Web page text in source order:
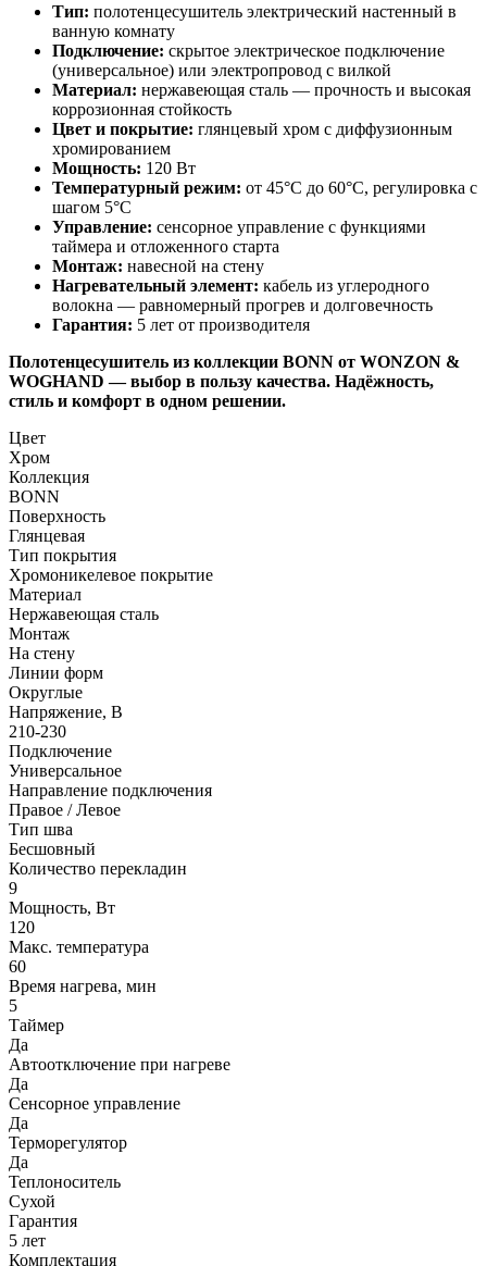
Тип: полотенцесушитель электрический настенный в
ванную комнату
Подключение: скрытое электрическое подключение
(универсальное) или электропровод с вилкой
Материал: нержавеющая сталь — прочность и высокая
коррозионная стойкость
Цвет и покрытие: глянцевый хром с диффузионным
хромированием
Мощность: 120 Вт
Температурный режим: от 45°C до 60°C, регулировка с
шагом 5°C
Управление: сенсорное управление с функциями
таймера и отложенного старта
Монтаж: навесной на стену
Нагревательный элемент: кабель из углеродного
волокна — равномерный прогрев и долговечность
Гарантия: 5 лет от производителя
Полотенцесушитель из коллекции BONN от WONZON &
WOGHAND — выбор в пользу качества. Надёжность,
стиль и комфорт в одном решении.
Цвет
Хром
Коллекция
BONN
Поверхность
Глянцевая
Тип покрытия
Хромоникелевое покрытие
Материал
Нержавеющая сталь
Монтаж
На стену
Линии форм
Округлые
Напряжение, В
210-230
Подключение
Универсальное
Направление подключения
Правое / Левое
Тип шва
Бесшовный
Количество перекладин
9
Мощность, Вт
120
Макс. температура
60
Время нагрева, мин
5
Таймер
Да
Автоотключение при нагреве
Да
Сенсорное управление
Да
Терморегулятор
Да
Теплоноситель
Сухой
Гарантия
5 лет
Комплектация